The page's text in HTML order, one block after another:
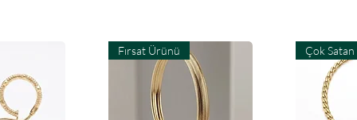
Fırsat Ürünü Çok Satan